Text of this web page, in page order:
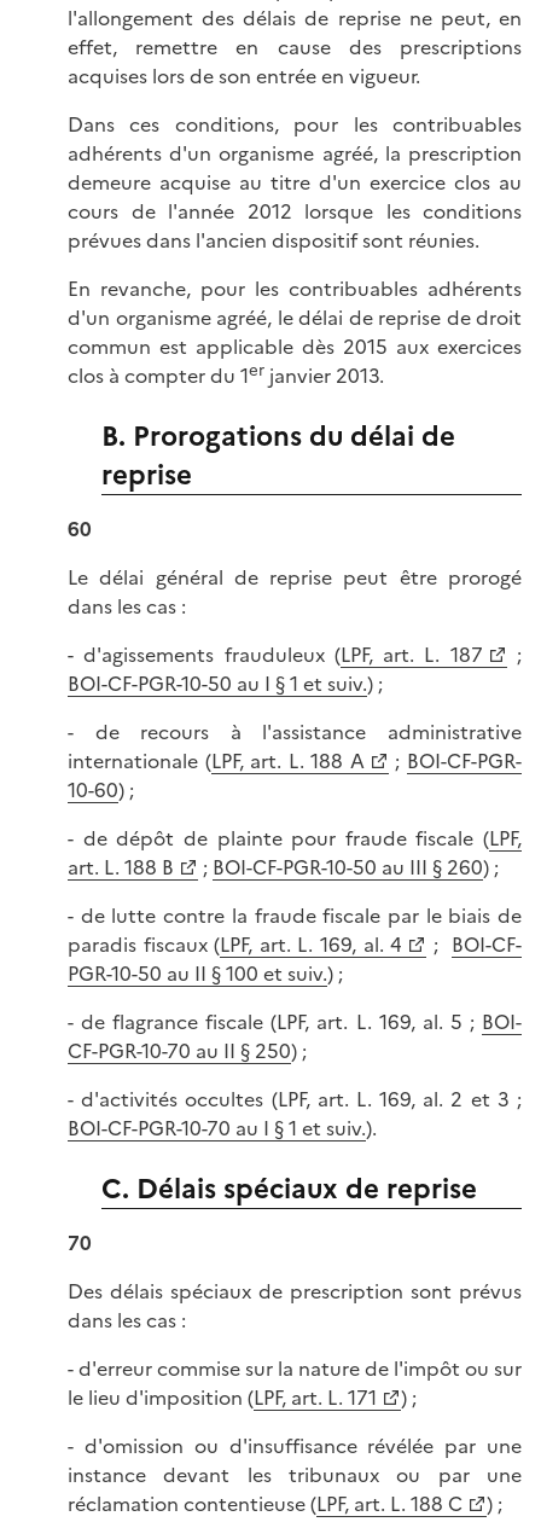
l'allongement des délais de reprise ne peut, en
effet, remettre en cause des prescriptions
acquises lors de son entrée en vigueur.
Dans ces conditions, pour les contribuables
adhérents d'un organisme agréé, la prescription
demeure acquise au titre d'un exercice clos au
cours de l'année 2012 lorsque les conditions
prévues dans l'ancien dispositif sont réunies.
En revanche, pour les contribuables adhérents
d'un organisme agréé, le délai de reprise de droit
commun est applicable dès 2015 aux exercices
clos à compter du 1er janvier 2013.
B. Prorogations du délai de
reprise
60
Le délai général de reprise peut être prorogé
dans les cas :
- d'agissements frauduleux (LPF, art. L. 187
;
BOI-CF-PGR-10-50 au I § 1 et suiv.) ;
- de recours à l'assistance administrative
internationale (LPF, art. L. 188 A ; BOI-CF-PGR-
10-60) ;
- de dépôt de plainte pour fraude fiscale (LPF,
art. L. 188 B
; BOI-CF-PGR-10-50 au III § 260) ;
- de lutte contre la fraude fiscale par le biais de
paradis fiscaux (LPF, art. L. 169, al. 4 ; BOI-CF-
PGR-10-50 au II § 100 et suiv.) ;
- de flagrance fiscale (LPF, art. L. 169, al. 5 ; BOI-
CF-PGR-10-70 au II § 250) ;
- d'activités occultes (LPF, art. L. 169, al. 2 et 3 ;
BOI-CF-PGR-10-70 au I § 1 et suiv.).
C. Délais spéciaux de reprise
70
Des délais spéciaux de prescription sont prévus
dans les cas :
- d'erreur commise sur la nature de l'impôt ou sur
le lieu d'imposition (LPF, art. L. 171
) ;
- d'omission ou d'insuffisance révélée par une
instance devant les tribunaux ou par une
réclamation contentieuse (LPF, art. L. 188 C
) ;